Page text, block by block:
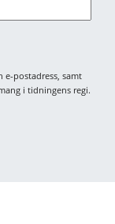
e-postadress, samt
i tidningens regi.